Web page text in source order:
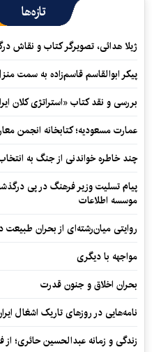
تازه‌ها
ژیلا هدائی، تصویرگر کتاب و نقاش
پیکر ابوالقاسم قاسم‌زاده به سمت
بررسی و نقد کتاب «استراتژی کلان
عمارت مسعودیه؛ کتابخانه انجمن
چند خاطره خواندنی از جنگ به
پیام تسلیت وزیر فرهنگ در پی
موسسه اطلاعات
روایتی میان‌رشته‌ای از بحران طبیعت
مواجهه با دیگری
بحران اخلاق و جنون قدرت
نامه‌هایی در روزهای تاریک اشغال
زندگی و زمانه عبدالحسین حائری؛